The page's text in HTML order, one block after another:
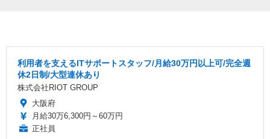
利用者を支えるITサポートスタッフ/月給30万円以上可/完全週
休2日制/大型連休あり
株式会社RIOT GROUP
大阪府
月給30万6,300円～60万円
正社員